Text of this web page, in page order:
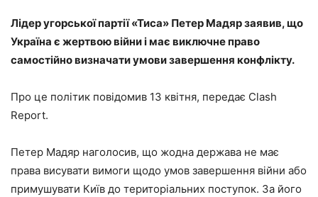
Лідер угорської партії «Тиса» Петер Мадяр заявив, що
Україна є жертвою війни і має виключне право
самостійно визначати умови завершення конфлікту.
Про це політик повідомив 13 квітня, передає Clash
Report.
Петер Мадяр наголосив, що жодна держава не має
права висувати вимоги щодо умов завершення війни або
примушувати Київ до територіальних поступок. За його